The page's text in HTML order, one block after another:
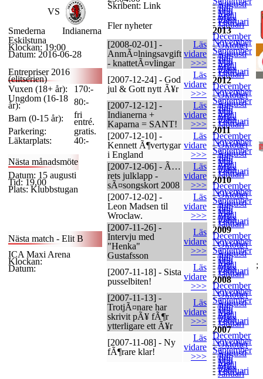
;
VS
Smederna
Indianerna
Eskilstuna
Klockan: 19:00
Datum: 2016-06-28
Entrepriser 2016
(elitserien)
Vuxen (18+ år):
170:-
Ungdom (16-18
år):
80:-
Barn (0-15 år):
fri
entré.
Parkering:
gratis.
Läktarplats:
40:-
Nästa månadsmöte
Datum: 15 augusti
Tid: 19,00
Plats: Klubbstugan
Nästa match - Elit B
ICA Maxi Arena
Klockan:
Datum:
Skribent: Link
Fler nyheter
[2008-02-01] -
AnmÃ¤lningsavgift
- knattetÃ¤vlingar
Läs
vidare
>>>
[2007-12-24] - God
jul & Gott nytt Ã¥r
Läs
vidare
>>>
[2007-12-12] -
Indianerna +
Kaparna = SANT!
Läs
vidare
>>>
[2007-12-10] -
Kennett Ã¶vertygar
i England
Läs
vidare
>>>
[2007-12-06] - Ã…
rets julklapp -
sÃ¤songskort 2008
Läs
vidare
>>>
[2007-12-02] -
Leon Madsen til
Wroclaw.
Läs
vidare
>>>
[2007-11-26] -
Intervju med
"Henka"
Gustafsson
Läs
vidare
>>>
[2007-11-18] - Sista
pusselbiten!
Läs
vidare
>>>
[2007-11-13] -
TrotjÃ¤nare har
skrivit pÃ¥ fÃ¶r
ytterligare ett Ã¥r
Läs
vidare
>>>
[2007-11-08] - Ny
fÃ¶rare klar!
Läs
vidare
>>>
-Augusti
-Juli
-Juni
- Maj
- April
-Mars
-Februari
- Januari
2013
-
December
-
November
-Oktober
-
September
-Augusti
-Juli
-Juni
- Maj
- April
-Mars
-Februari
- Januari
2012
-
December
-
November
-Oktober
-
September
-Augusti
-Juli
-Juni
- Maj
- April
-Mars
-Februari
- Januari
2011
-
December
-
November
-Oktober
-
September
-Augusti
-Juli
-Juni
- Maj
- April
-Mars
-Februari
- Januari
2010
-
December
-
November
-Oktober
-
September
-Augusti
-Juli
-Juni
- Maj
- April
-Mars
-Februari
- Januari
2009
-
December
-
November
-Oktober
-
September
-Augusti
-Juli
-Juni
- Maj
- April
-Mars
-Februari
- Januari
2008
-
December
-
November
-Oktober
-
September
-Augusti
-Juli
-Juni
- Maj
- April
-Mars
-Februari
- Januari
2007
-
December
-
November
-Oktober
-
September
-Augusti
-Juli
-Juni
- Maj
- April
-Mars
-Februari
- Januari